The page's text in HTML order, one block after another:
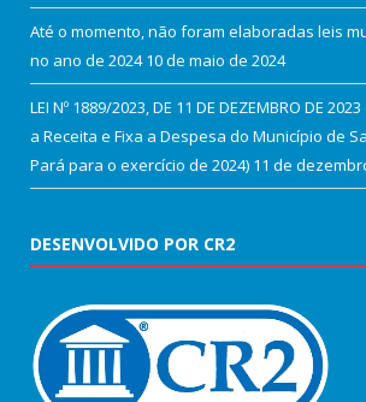
Até o momento, não foram elaboradas leis
no ano de 2024 10 de maio de 2024
LEI Nº 1889/2023, DE 11 DE DEZEMBRO DE
a Receita e Fixa a Despesa do Município de
Pará para o exercício de 2024) 11 de
DESENVOLVIDO POR CR2